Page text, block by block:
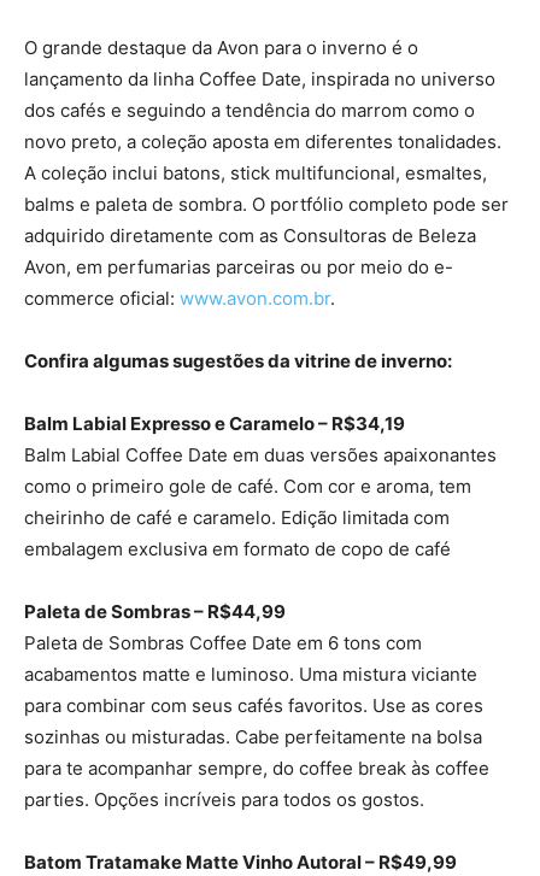
O grande destaque da Avon para o inverno é o
lançamento da linha Coffee Date, inspirada no universo
dos cafés e seguindo a tendência do marrom como o
novo preto, a coleção aposta em diferentes tonalidades.
A coleção inclui batons, stick multifuncional, esmaltes,
balms e paleta de sombra. O portfólio completo pode ser
adquirido diretamente com as Consultoras de Beleza
Avon, em perfumarias parceiras ou por meio do e-
commerce oficial: www.avon.com.br.
Confira algumas sugestões da vitrine de inverno:
Balm Labial Expresso e Caramelo – R$34,19
Balm Labial Coffee Date em duas versões apaixonantes
como o primeiro gole de café. Com cor e aroma, tem
cheirinho de café e caramelo. Edição limitada com
embalagem exclusiva em formato de copo de café
Paleta de Sombras – R$44,99
Paleta de Sombras Coffee Date em 6 tons com
acabamentos matte e luminoso. Uma mistura viciante
para combinar com seus cafés favoritos. Use as cores
sozinhas ou misturadas. Cabe perfeitamente na bolsa
para te acompanhar sempre, do coffee break às coffee
parties. Opções incríveis para todos os gostos.
Batom Tratamake Matte Vinho Autoral – R$49,99